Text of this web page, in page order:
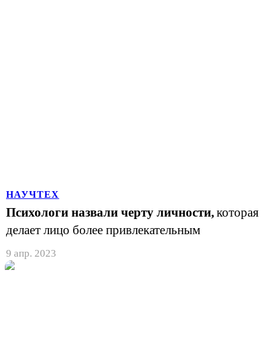
НАУЧТЕХ
Психологи назвали черту личности,которая
делает лицо более привлекательным
9 апр. 2023